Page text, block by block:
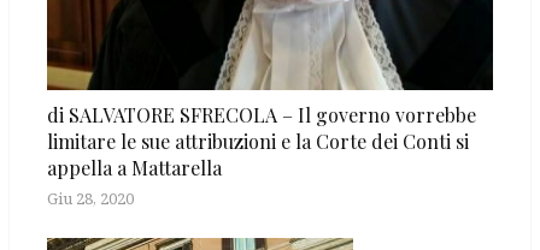
di SALVATORE SFRECOLA – Il governo vorrebbe
limitare le sue attribuzioni e la Corte dei Conti si
appella a Mattarella
Giu 28, 2020